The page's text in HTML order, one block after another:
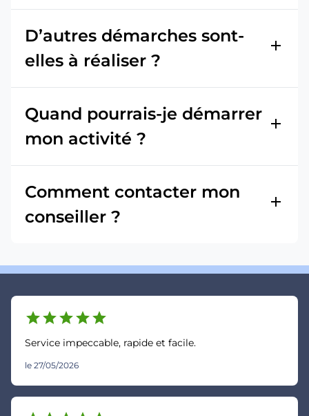
D’autres démarches sont-
elles à réaliser ?
add
Quand pourrais-je démarrer
mon activité ?
add
Comment contacter mon
conseiller ?
add
starstarstarstarstar
Service impeccable, rapide et facile.
le 27/05/2026